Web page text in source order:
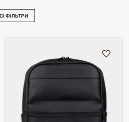
ФІЛЬТРИ